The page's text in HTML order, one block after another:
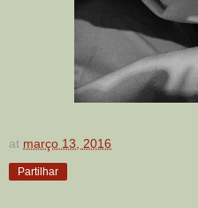
at março 13, 2016
Partilhar